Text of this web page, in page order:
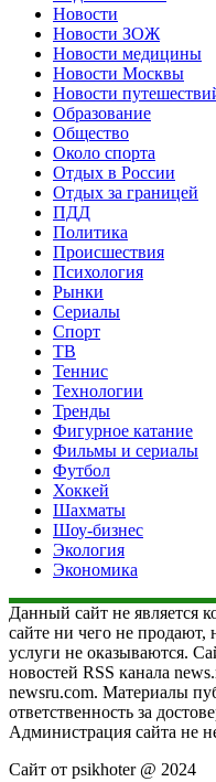
Новости
Новости ЗОЖ
Новости медицины
Новости Москвы
Новости
Образование
Общество
Около спорта
Отдых в России
Отдых за границей
ПДД
Политика
Происшествия
Психология
Рынки
Сериалы
Спорт
ТВ
Теннис
Технологии
Тренды
Фигурное катание
Фильмы и сериалы
Футбол
Хоккей
Шахматы
Шоу-бизнес
Экология
Экономика
Данный сайт не является
сайте ни чего не
услуги не оказываются.
новостей RSS канала
newsru.com. Материалы
ответственность за
Администрация сайта не
Сайт от psikhoter @ 2024